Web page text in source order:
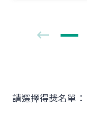
請選擇得獎名單：